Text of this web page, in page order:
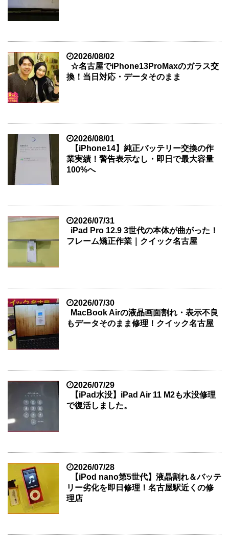
2026/08/02
☆名古屋でiPhone13ProMaxのガラス交
換！当日対応・データそのまま
2026/08/01
【iPhone14】純正バッテリー交換の作
業実績！警告表示なし・即日で最大容量
100%へ
2026/07/31
iPad Pro 12.9 3世代の本体が曲がった！
フレーム矯正作業｜クイック名古屋
2026/07/30
MacBook Airの液晶画面割れ・表示不良
もデータそのまま修理！クイック名古屋
2026/07/29
【iPad水没】iPad Air 11 M2も水没修理
で復活しました。
2026/07/28
【iPod nano第5世代】液晶割れ＆バッテ
リー劣化を即日修理！名古屋駅近くの修
理店